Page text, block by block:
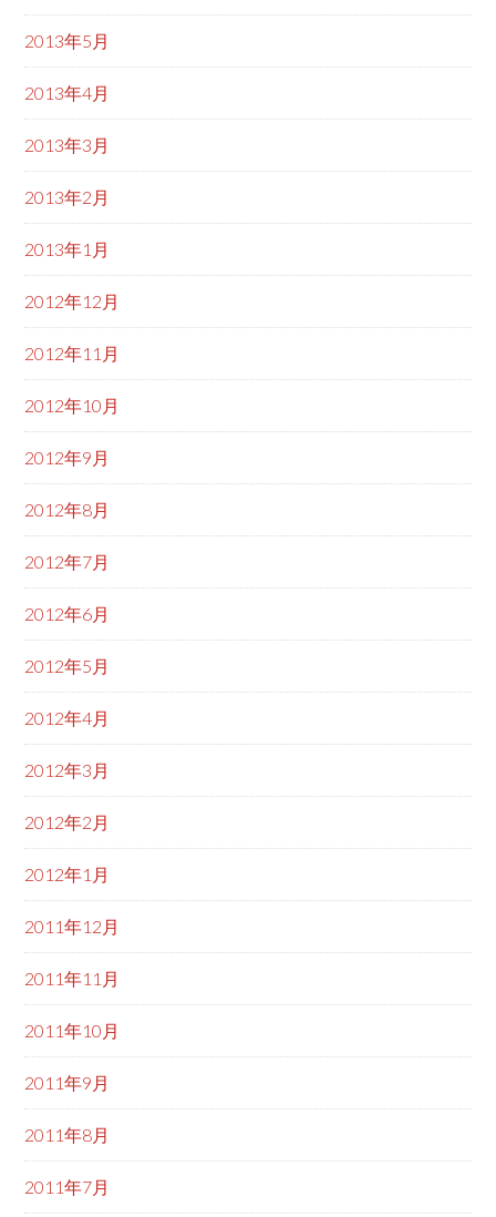
2013年5月
2013年4月
2013年3月
2013年2月
2013年1月
2012年12月
2012年11月
2012年10月
2012年9月
2012年8月
2012年7月
2012年6月
2012年5月
2012年4月
2012年3月
2012年2月
2012年1月
2011年12月
2011年11月
2011年10月
2011年9月
2011年8月
2011年7月